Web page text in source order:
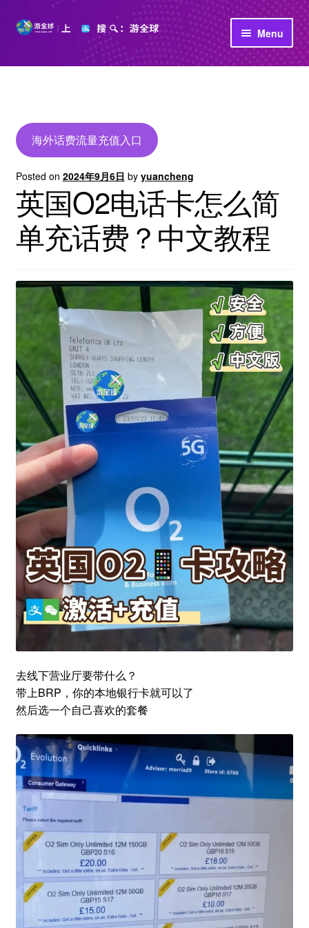
Skip
Skip
Menu
首页
公司介绍
海外话费流量充值入口
Posted on 2024年9月6日 by yuancheng
英国O2电话卡怎么简
单充话费？中文教程
去线下营业厅要带什么？
带上BRP，你的本地银行卡就可以了
然后选一个自己喜欢的套餐